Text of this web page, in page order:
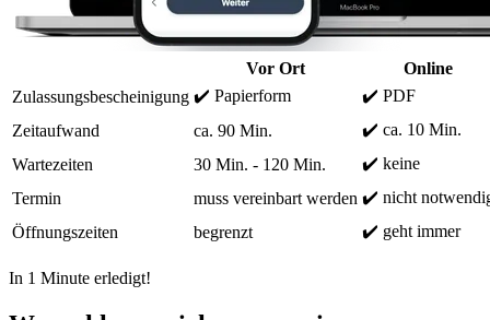
Vor Ort
Online
Zulassungsbescheinigung ✔️ Papierform
✔️ PDF
Zeitaufwand
ca. 90 Min.
✔️ ca. 10 Min.
Wartezeiten
30 Min. - 120 Min.
✔️ keine
Termin
muss vereinbart werden ✔️ nicht
Öffnungszeiten
begrenzt ✔️ geht immer
In 1 Minute erledigt!